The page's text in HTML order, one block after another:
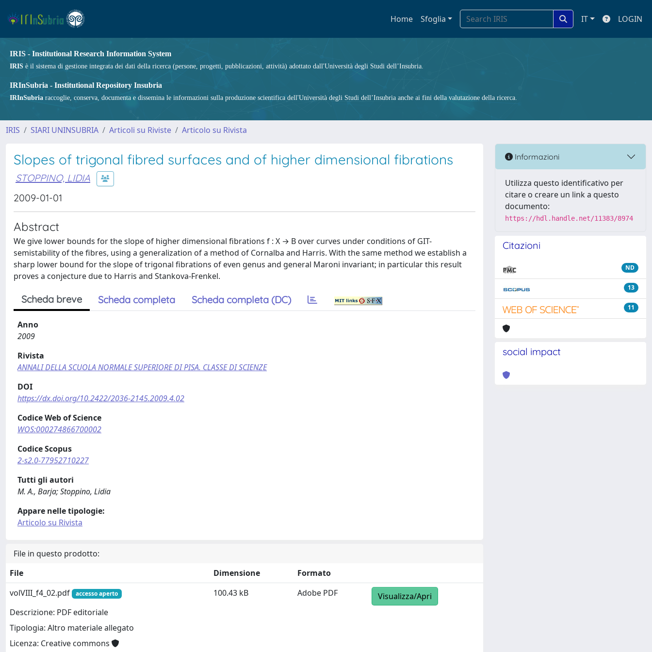
Home Sfoglia IT LOGIN
IRIS - Institutional Research Information System
IRIS è il sistema di gestione integrata dei dati della ricerca (persone, progetti, pubblicazioni, attività) adottato dall'Università degli Studi dell’Insubria.
IRInSubria - Institutional Repository Insubria
IRInSubria raccoglie, conserva, documenta e dissemina le informazioni sulla produzione scientifica dell'Università degli Studi dell’Insubria anche ai fini della valutazione della ricerca.
IRIS SIARI UNINSUBRIA Articoli su Riviste Articolo su Rivista
Slopes of trigonal fibred surfaces and of higher dimensional fibrations
STOPPINO, LIDIA
2009-01-01
Abstract
We give lower bounds for the slope of higher dimensional fibrations f : X → B over curves under conditions of GIT-
semistability of the fibres, using a generalization of a method of Cornalba and Harris. With the same method we establish a
sharp lower bound for the slope of trigonal fibrations of even genus and general Maroni invariant; in particular this result
proves a conjecture due to Harris and Stankova-Frenkel.
Scheda breve Scheda completa Scheda completa (DC)
Anno
2009
Rivista
ANNALI DELLA SCUOLA NORMALE SUPERIORE DI PISA. CLASSE DI SCIENZE
DOI
https://dx.doi.org/10.2422/2036-2145.2009.4.02
Codice Web of Science
WOS:000274866700002
Codice Scopus
2-s2.0-77952710227
Tutti gli autori
M. A., Barja; Stoppino, Lidia
Appare nelle tipologie:
Articolo su Rivista
File in questo prodotto:
File
Dimensione
Formato
volVIII_f4_02.pdf
accesso aperto
Descrizione: PDF editoriale
Tipologia: Altro materiale allegato
Licenza: Creative commons
100.43 kB Adobe PDF Visualizza/Apri
Informazioni
Utilizza questo identificativo per
citare o creare un link a questo
documento:
https://hdl.handle.net/11383/8974
Citazioni
ND
13
11
social impact